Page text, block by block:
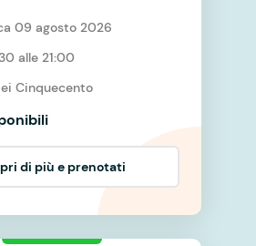
09 agosto 2026
alle 21:00
Cinquecento
di più e prenotati